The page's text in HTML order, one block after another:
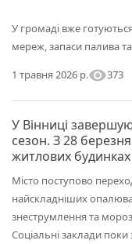
У громаді вже
мереж, запаси палива
1 травня 2026 р.visibility373
У Вінниці
сезон. З 28
житлових будинках
Місто поступово
найскладніших
знеструмлення та
Соціальні заклади